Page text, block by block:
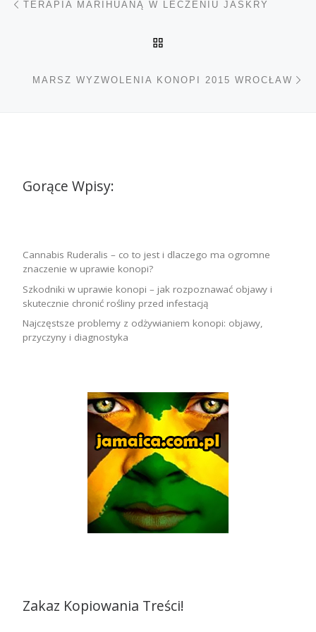
TERAPIA MARIHUANĄ W LECZENIU JASKRY
MARSZ WYZWOLENIA KONOPI 2015 WROCŁAW
Gorące Wpisy:
Cannabis Ruderalis – co to jest i dlaczego ma ogromne
znaczenie w uprawie konopi?
Szkodniki w uprawie konopi – jak rozpoznawać objawy i
skutecznie chronić rośliny przed infestacją
Najczęstsze problemy z odżywianiem konopi: objawy,
przyczyny i diagnostyka
Zakaz Kopiowania Treści!